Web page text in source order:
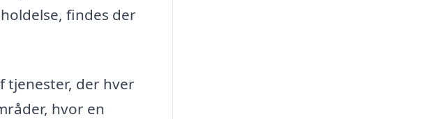
findes der
tjenester, der hver
hvor en